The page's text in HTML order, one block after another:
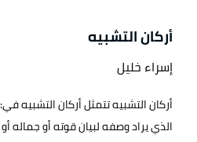
أركان التشبيه
إسراء خليل
الذي يراد وصفه لبيان قوته أو جماله